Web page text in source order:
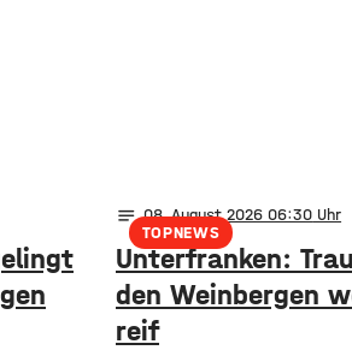
TOPNEWS
notes 08. August 2026 06:30
Unterfranken:
den Weinbergen
reif